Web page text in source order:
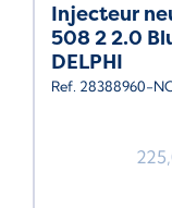
Injecteur
508 2 2.0
DELPHI
Ref. 28388960-